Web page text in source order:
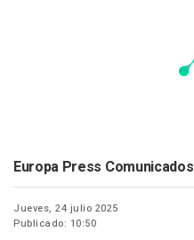
Europa Press Comunicados
Jueves, 24 julio 2025
Publicado: 10:50